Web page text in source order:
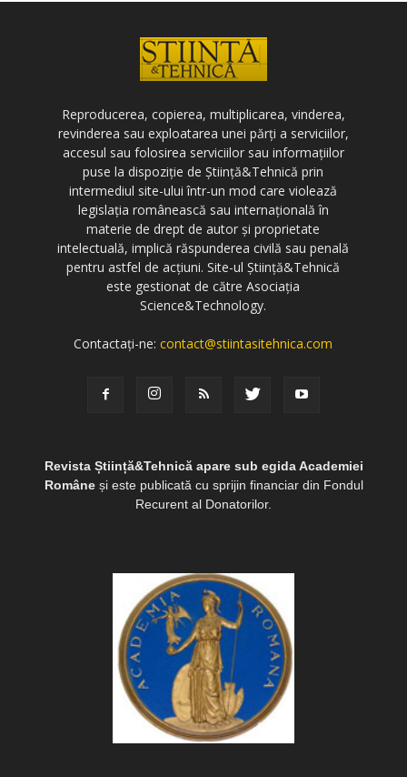
Reproducerea, copierea, multiplicarea, vinderea,
revinderea sau exploatarea unei părți a serviciilor,
accesul sau folosirea serviciilor sau informațiilor
puse la dispoziție de Știință&Tehnică prin
intermediul site-ului într-un mod care violează
legislația românească sau internațională în
materie de drept de autor și proprietate
intelectuală, implică răspunderea civilă sau penală
pentru astfel de acțiuni. Site-ul Știință&Tehnică
este gestionat de către Asociația
Science&Technology.
Contactați-ne:contact@stiintasitehnica.com
Revista Știință&Tehnică apare sub egida Academiei
Româneși este publicată cu sprijin financiar din Fondul
Recurent al Donatorilor.